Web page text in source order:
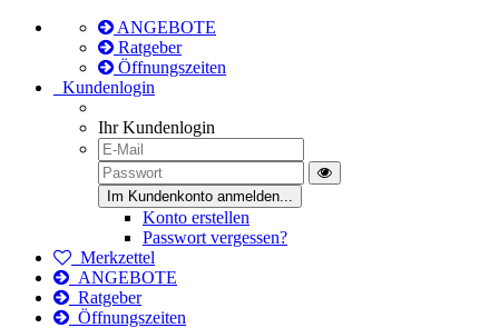
ANGEBOTE
Ratgeber
Öffnungszeiten
Kundenlogin
Ihr Kundenlogin
Konto erstellen
Passwort vergessen?
Merkzettel
ANGEBOTE
Ratgeber
Öffnungszeiten